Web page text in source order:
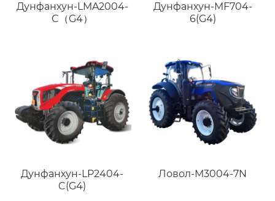
Дунфанхун-LMA2004-
C（G4）
Дунфанхун-MF704-
6(G4)
Дунфанхун-LP2404-
C(G4)
Ловол-M3004-7N